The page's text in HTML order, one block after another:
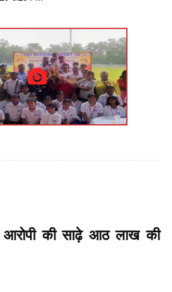
की साढ़े आठ लाख की